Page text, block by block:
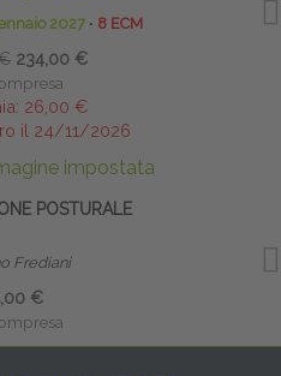
2027 ∙ 8 ECM
234,00 €
26,00 €
il 24/11/2026
POSTURALE
Frediani
€